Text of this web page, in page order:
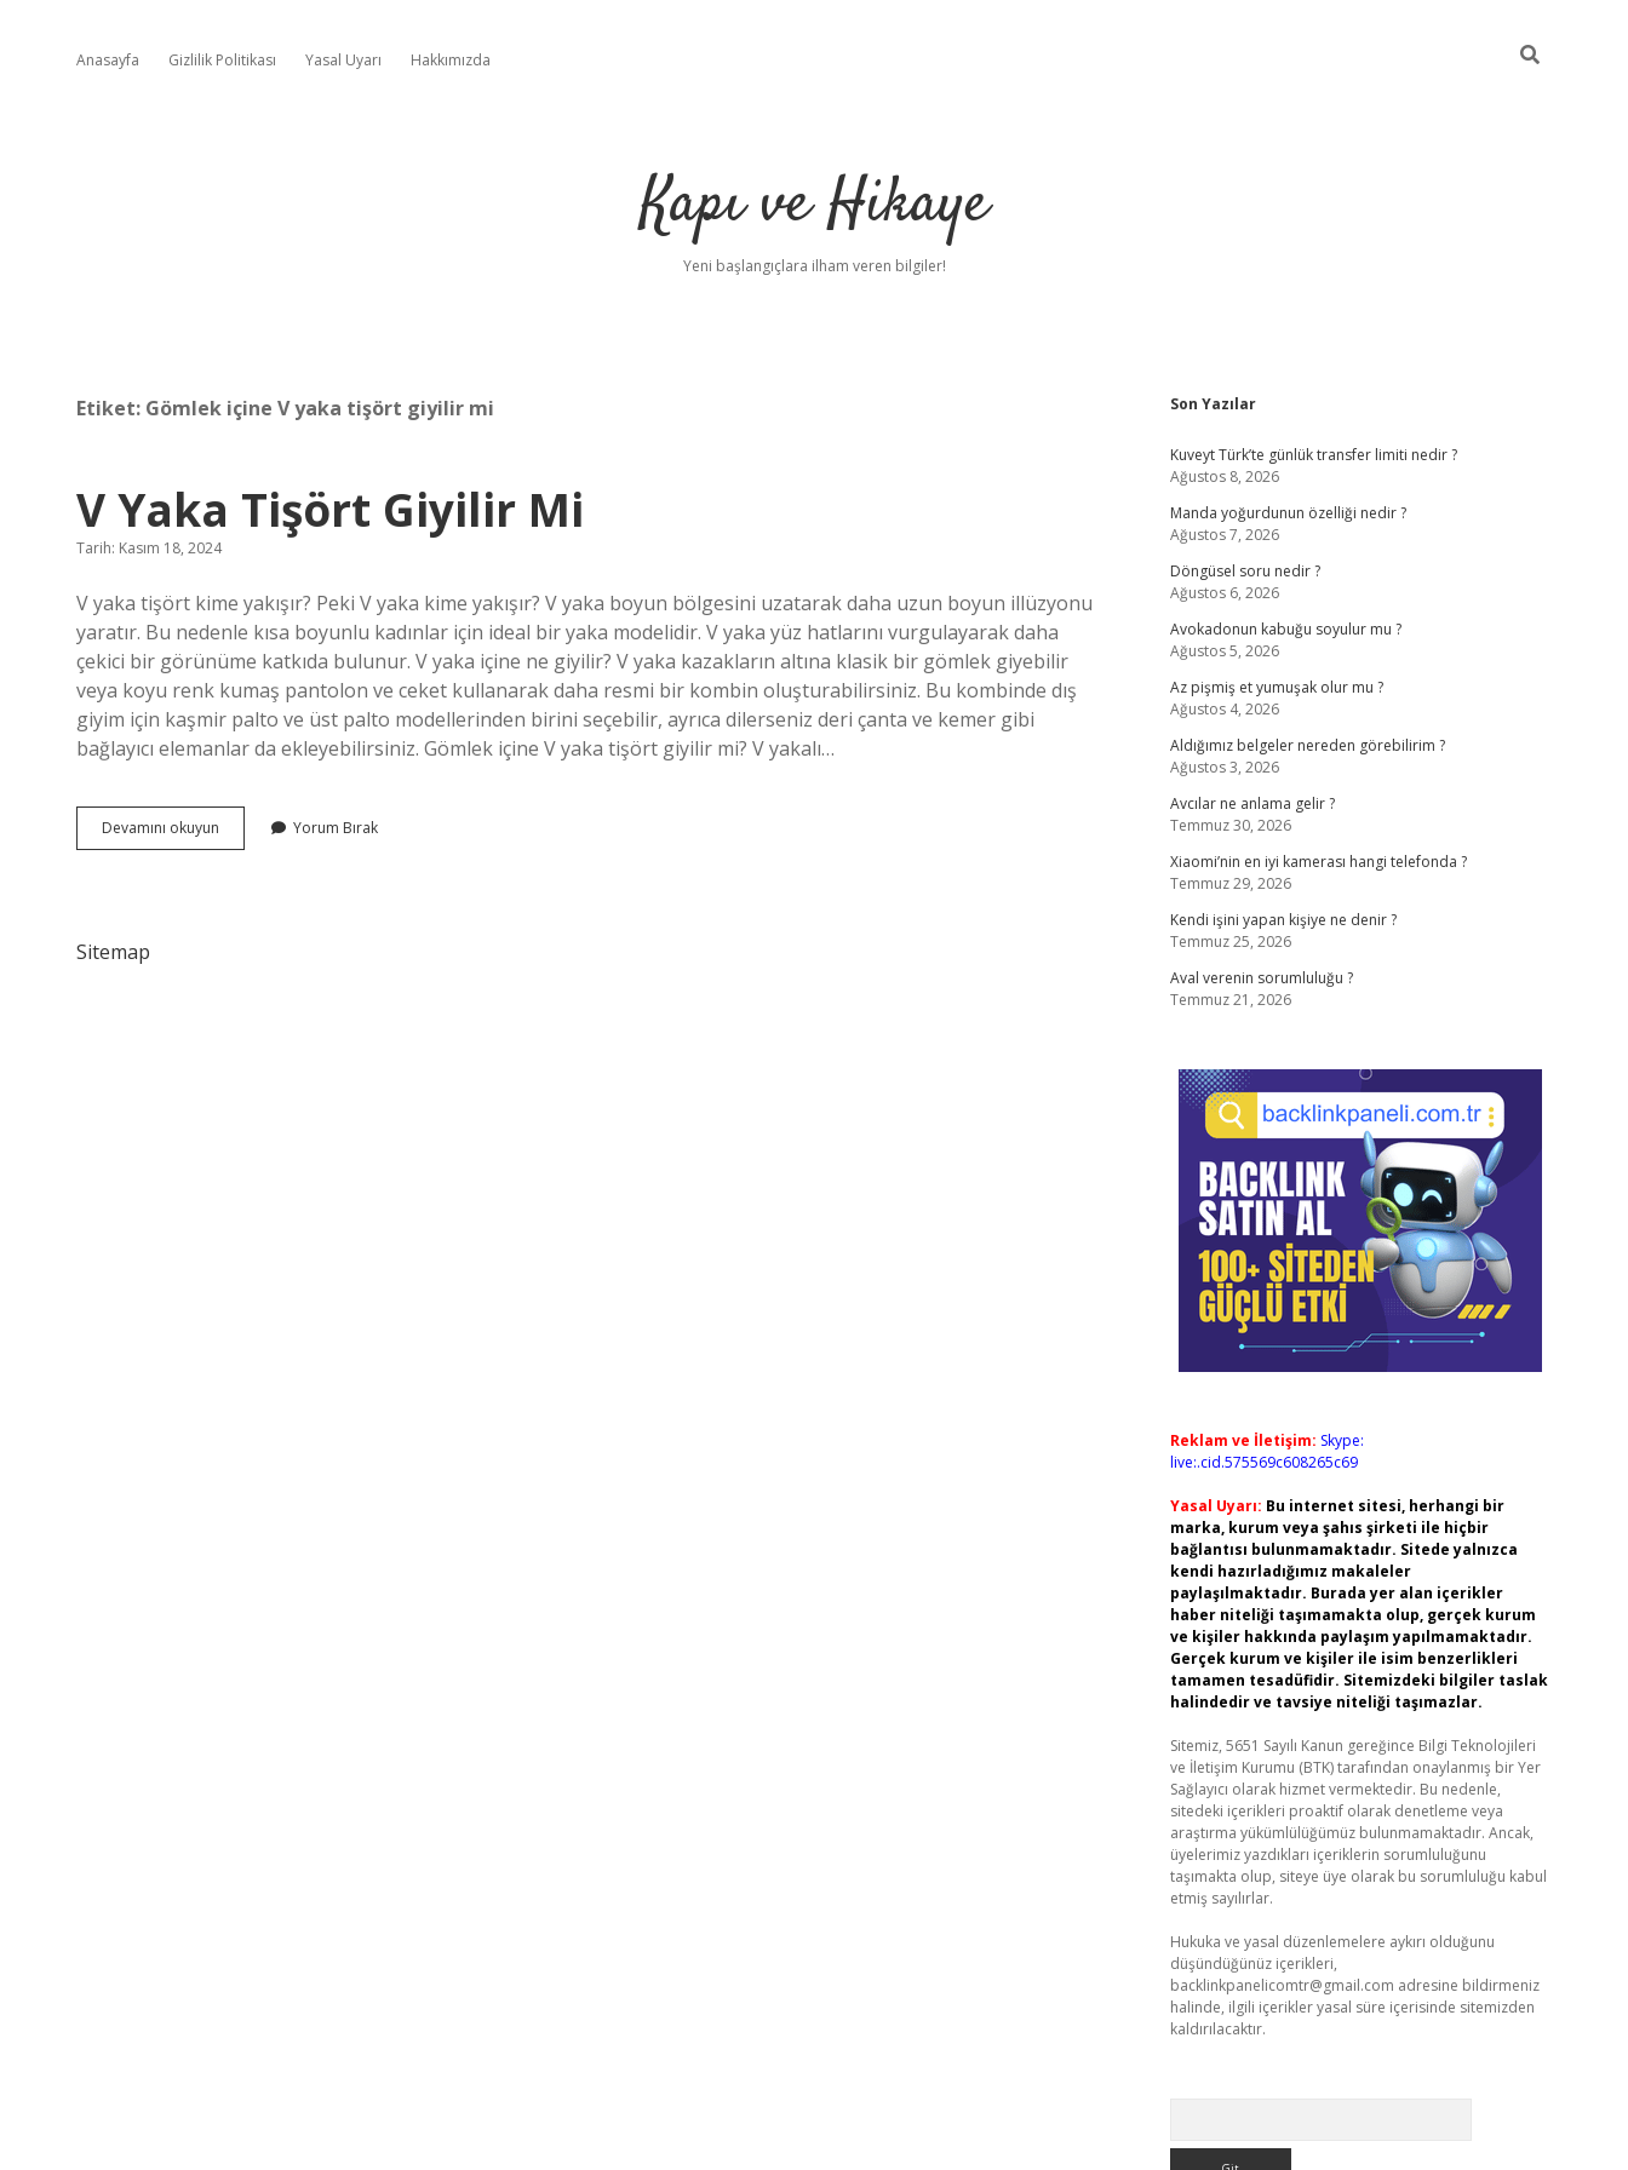
Anasayfa Gizlilik Politikası Yasal Uyarı Hakkımızda
Kapı ve Hikaye
Yeni başlangıçlara ilham veren bilgiler!
Etiket: Gömlek içine V yaka tişört giyilir mi
V Yaka Tişört Giyilir Mi
Tarih: Kasım 18, 2024
V yaka tişört kime yakışır? Peki V yaka kime yakışır? V yaka boyun bölgesini uzatarak daha uzun boyun illüzyonu
yaratır. Bu nedenle kısa boyunlu kadınlar için ideal bir yaka modelidir. V yaka yüz hatlarını vurgulayarak daha
çekici bir görünüme katkıda bulunur. V yaka içine ne giyilir? V yaka kazakların altına klasik bir gömlek giyebilir
veya koyu renk kumaş pantolon ve ceket kullanarak daha resmi bir kombin oluşturabilirsiniz. Bu kombinde dış
giyim için kaşmir palto ve üst palto modellerinden birini seçebilir, ayrıca dilerseniz deri çanta ve kemer gibi
bağlayıcı elemanlar da ekleyebilirsiniz. Gömlek içine V yaka tişört giyilir mi? V yakalı…
Devamını okuyun
Yaka
Yorum Bırak
Sitemap
Sidebar
Son Yazılar
Kuveyt Türk’te günlük transfer limiti nedir ?
Ağustos 8, 2026
Manda yoğurdunun özelliği nedir ?
Ağustos 7, 2026
Döngüsel soru nedir ?
Ağustos 6, 2026
Avokadonun kabuğu soyulur mu ?
Ağustos 5, 2026
Az pişmiş et yumuşak olur mu ?
Ağustos 4, 2026
Aldığımız belgeler nereden görebilirim ?
Ağustos 3, 2026
Avcılar ne anlama gelir ?
Temmuz 30, 2026
Xiaomi’nin en iyi kamerası hangi telefonda ?
Temmuz 29, 2026
Kendi işini yapan kişiye ne denir ?
Temmuz 25, 2026
Aval verenin sorumluluğu ?
Temmuz 21, 2026
Reklam ve İletişim: Skype:
live:.cid.575569c608265c69
Yasal Uyarı: Bu internet sitesi, herhangi bir
marka, kurum veya şahıs şirketi ile hiçbir
bağlantısı bulunmamaktadır. Sitede yalnızca
kendi hazırladığımız makaleler
paylaşılmaktadır. Burada yer alan içerikler
haber niteliği taşımamakta olup, gerçek kurum
ve kişiler hakkında paylaşım yapılmamaktadır.
Gerçek kurum ve kişiler ile isim benzerlikleri
tamamen tesadüfidir. Sitemizdeki bilgiler taslak
halindedir ve tavsiye niteliği taşımazlar.
Sitemiz, 5651 Sayılı Kanun gereğince Bilgi Teknolojileri
ve İletişim Kurumu (BTK) tarafından onaylanmış bir Yer
Sağlayıcı olarak hizmet vermektedir. Bu nedenle,
sitedeki içerikleri proaktif olarak denetleme veya
araştırma yükümlülüğümüz bulunmamaktadır. Ancak,
üyelerimiz yazdıkları içeriklerin sorumluluğunu
taşımakta olup, siteye üye olarak bu sorumluluğu kabul
etmiş sayılırlar.
Hukuka ve yasal düzenlemelere aykırı olduğunu
düşündüğünüz içerikleri,
backlinkpanelicomtr@gmail.com adresine bildirmeniz
halinde, ilgili içerikler yasal süre içerisinde sitemizden
kaldırılacaktır.